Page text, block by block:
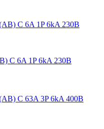
C 6A 1P 6kA 230В